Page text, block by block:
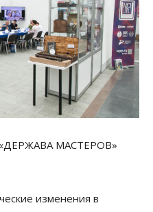
МАСТЕРОВ»
изменения в